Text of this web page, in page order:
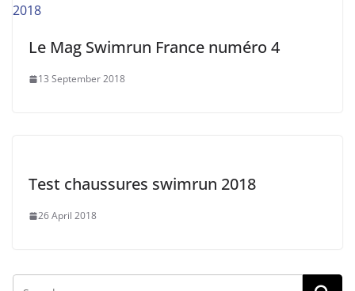
Le Mag Swimrun France numéro 4
13 September 2018
Test chaussures swimrun 2018
26 April 2018